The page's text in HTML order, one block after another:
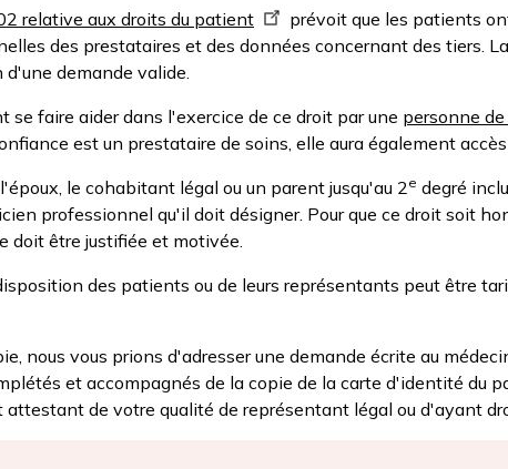
relative aux droits du patient
prévoit que les patients
des prestataires et des données concernant des tiers.
demande valide.
se faire aider dans l'exercice de ce droit par une personne
est un prestataire de soins, elle aura également
le cohabitant légal ou un parent jusqu'au 2e degré
professionnel qu'il doit désigner. Pour que ce droit soit
doit être justifiée et motivée.
des patients ou de leurs représentants peut être
nous vous prions d'adresser une demande écrite au
et accompagnés de la copie de la carte d'identité
attestant de votre qualité de représentant légal ou d'ayant